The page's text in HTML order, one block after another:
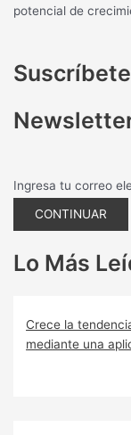
potencial de
Ingresa tu correo
CONTINUAR
Lo Más
Crece la
mediante una